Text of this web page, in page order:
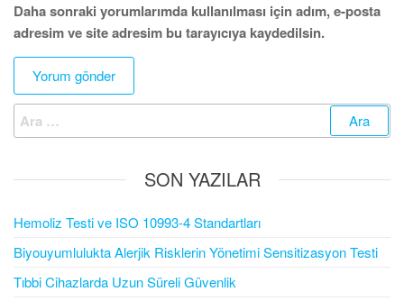
Daha sonraki yorumlarımda kullanılması için adım, e-posta
adresim ve site adresim bu tarayıcıya kaydedilsin.
Arama:
SON YAZILAR
Hemoliz Testi ve ISO 10993-4 Standartları
Biyouyumlulukta Alerjik Risklerin Yönetimi Sensitizasyon Testi
Tıbbi Cihazlarda Uzun Süreli Güvenlik